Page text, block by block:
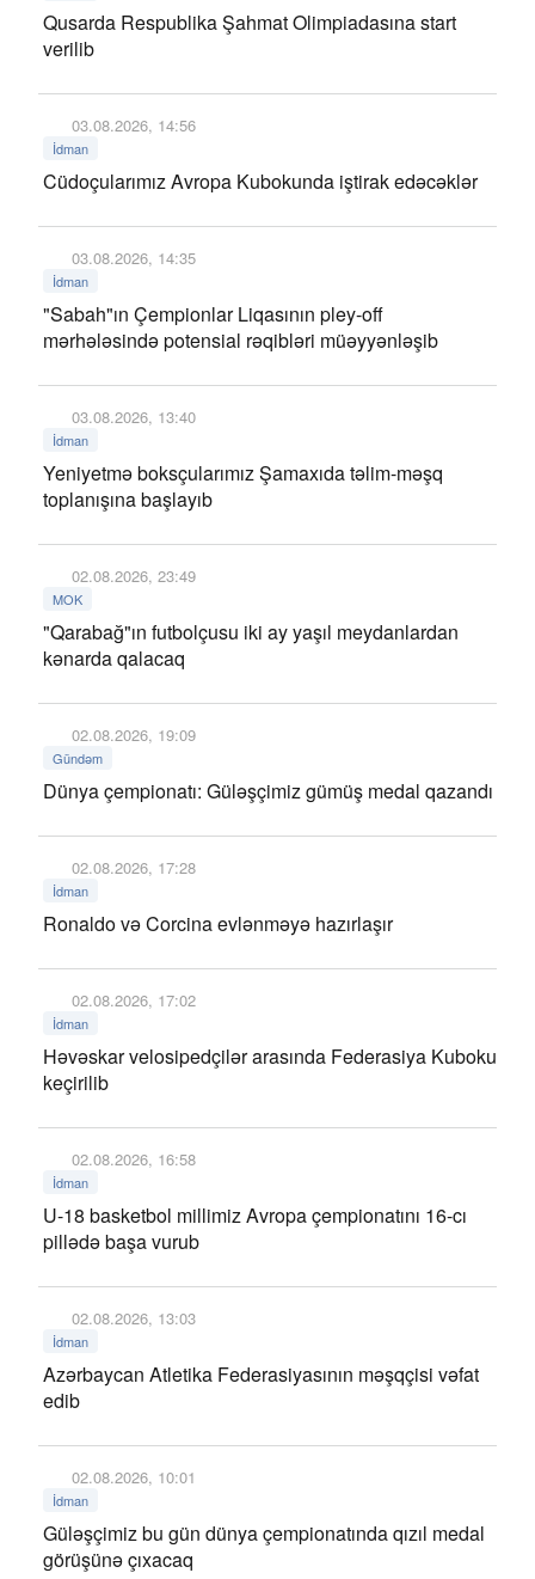
Qusarda Respublika Şahmat Olimpiadasına start
verilib
03.08.2026, 14:56
İdman
Cüdoçularımız Avropa Kubokunda iştirak edəcəklər
03.08.2026, 14:35
İdman
"Sabah"ın Çempionlar Liqasının pley-off
mərhələsində potensial rəqibləri müəyyənləşib
03.08.2026, 13:40
İdman
Yeniyetmə boksçularımız Şamaxıda təlim-məşq
toplanışına başlayıb
02.08.2026, 23:49
MOK
"Qarabağ"ın futbolçusu iki ay yaşıl meydanlardan
kənarda qalacaq
02.08.2026, 19:09
Gündəm
Dünya çempionatı: Güləşçimiz gümüş medal qazandı
02.08.2026, 17:28
İdman
Ronaldo və Corcina evlənməyə hazırlaşır
02.08.2026, 17:02
İdman
Həvəskar velosipedçilər arasında Federasiya Kuboku
keçirilib
02.08.2026, 16:58
İdman
U-18 basketbol millimiz Avropa çempionatını 16-cı
pillədə başa vurub
02.08.2026, 13:03
İdman
Azərbaycan Atletika Federasiyasının məşqçisi vəfat
edib
02.08.2026, 10:01
İdman
Güləşçimiz bu gün dünya çempionatında qızıl medal
görüşünə çıxacaq